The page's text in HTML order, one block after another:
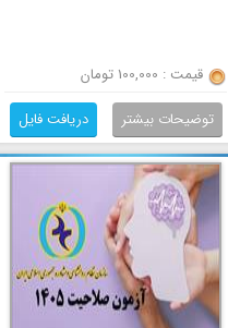
قیمت : 100,000 تومان
توضیحات بیشتر
دریافت فایل